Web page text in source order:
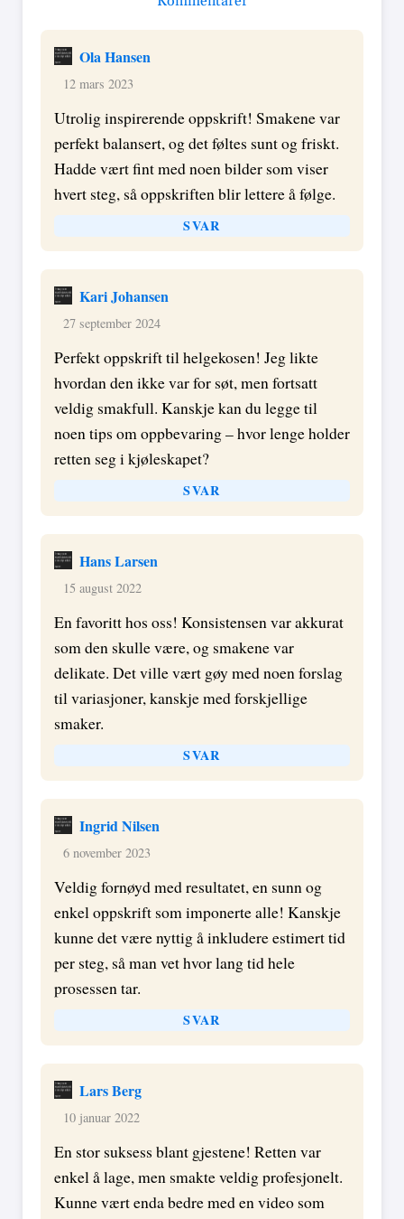
Ola Hansen
12 mars 2023
Utrolig inspirerende oppskrift! Smakene var
perfekt balansert, og det føltes sunt og friskt.
Hadde vært fint med noen bilder som viser
hvert steg, så oppskriften blir lettere å følge.
SVAR
Kari Johansen
27 september 2024
Perfekt oppskrift til helgekosen! Jeg likte
hvordan den ikke var for søt, men fortsatt
veldig smakfull. Kanskje kan du legge til
noen tips om oppbevaring – hvor lenge holder
retten seg i kjøleskapet?
SVAR
Hans Larsen
15 august 2022
En favoritt hos oss! Konsistensen var akkurat
som den skulle være, og smakene var
delikate. Det ville vært gøy med noen forslag
til variasjoner, kanskje med forskjellige
smaker.
SVAR
Ingrid Nilsen
6 november 2023
Veldig fornøyd med resultatet, en sunn og
enkel oppskrift som imponerte alle! Kanskje
kunne det være nyttig å inkludere estimert tid
per steg, så man vet hvor lang tid hele
prosessen tar.
SVAR
Lars Berg
10 januar 2022
En stor suksess blant gjestene! Retten var
enkel å lage, men smakte veldig profesjonelt.
Kunne vært enda bedre med en video som